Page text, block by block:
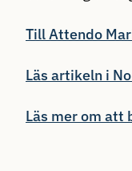
Till Attendo
Läs artikeln i
Läs mer om att